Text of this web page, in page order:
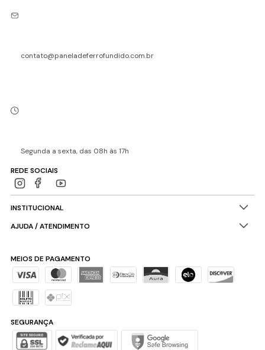
contato@paneladeferrofundido.com.br
Segunda a sexta, das 08h às 17h
REDE SOCIAIS
INSTITUCIONAL
AJUDA / ATENDIMENTO
MEIOS DE PAGAMENTO
SEGURANÇA